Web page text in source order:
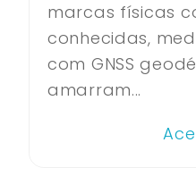
marcas físicas
conhecidas,
com GNSS
amarram...